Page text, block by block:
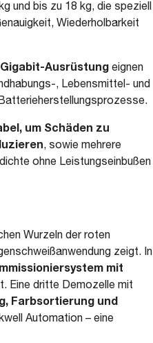
und bis zu 18 kg, die speziell
Wiederholbarkeit
Ausrüstung eignen
, Lebensmittel- und
um Schäden zu
, sowie mehrere
ohne Leistungseinbußen
Wurzeln der roten
zeigt. In
mit
Eine dritte Demozelle mit
Farbsortierung und
Automation – eine